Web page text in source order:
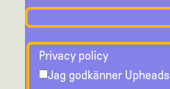
Privacy policy
Jag godkänner Upheads